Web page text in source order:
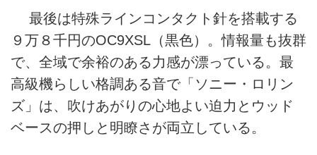
最後は特殊ラインコンタクト針を搭載する
９万８千円のOC9XSL（黒色）。情報量も抜群
で、全域で余裕のある力感が漂っている。最
高級機らしい格調ある音で「ソニー・ロリン
ズ」は、吹けあがりの心地よい迫力とウッド
ベースの押しと明瞭さが両立している。